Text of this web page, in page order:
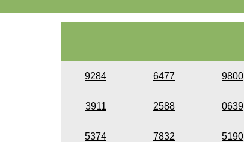
9284 6477 9800
3911 2588 0639
5374 7832 5190